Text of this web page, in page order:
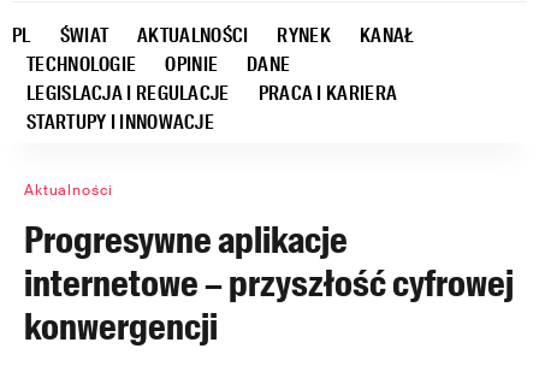
PL ŚWIAT AKTUALNOŚCI RYNEK
KANAŁ
TECHNOLOGIE
OPINIE
DANE
LEGISLACJA I REGULACJE
PRACA I KARIERA
STARTUPY I INNOWACJE
Aktualności
Progresywne aplikacje
internetowe – przyszłość cyfrowej
konwergencji